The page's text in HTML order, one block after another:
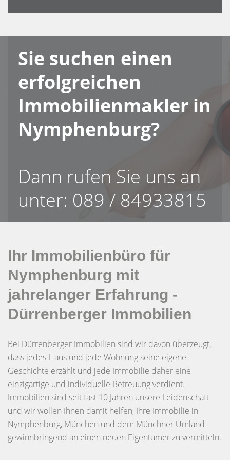
Sie suchen einen
erfolgreichen
Immobilienmakler in
Nymphenburg?
Dann rufen Sie uns an
unter: 089 / 84933815
Ihr Immobilienbüro für
Nymphenburg mit
jahrelanger Erfahrung -
Dürrenberger Immobilien
Bei Dürrenberger Immobilien sind wir davon überzeugt,
dass jedes Haus und jede Wohnung seine eigene
Geschichte erzählt und jede Immobilie daher eine
einzigartige und individuelle Betreuung verdient.
Immobilien sind seit fast 10 Jahren unsere Leidenschaft
und wir wollen Ihnen damit helfen, Ihre Immobilie in
Nymphenburg, München und dem Münchner Umland
gewinnbringend an einen neuen Eigentümer zu vermitteln.